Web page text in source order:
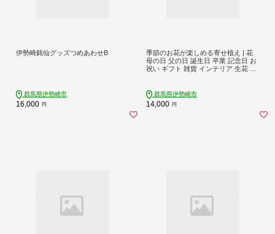
伊勢崎銘仙グッズつめあわせB
群馬県伊勢崎市
16,000 円
季節のお花が楽しめる寄せ植え | 花
母の日 父の日 誕生日 卒業 記念日 お
祝い ギフト 雑貨 インテリア 生花 寄
群馬県伊勢崎市
14,000 円